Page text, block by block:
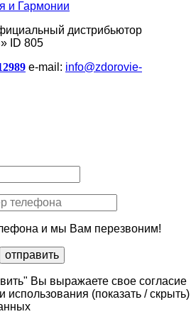
дистрибьютор
ID 805
e-mail: info@zdorovie-
и мы Вам перезвоним!
Вы выражаете свое согласие
использования (показать / скрыть)